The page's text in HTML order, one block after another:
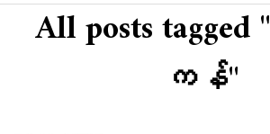
All posts
ကန်"